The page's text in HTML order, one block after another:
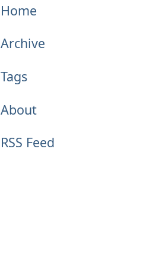
Home
Archive
Tags
About
RSS Feed